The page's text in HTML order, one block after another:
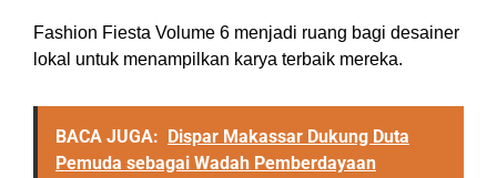
Fashion Fiesta Volume 6 menjadi ruang bagi desainer
lokal untuk menampilkan karya terbaik mereka.
BACA JUGA: Dispar Makassar Dukung Duta
Pemuda sebagai Wadah Pemberdayaan